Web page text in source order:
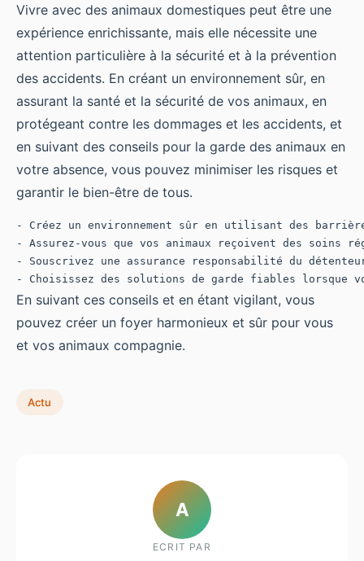
Vivre avec des animaux domestiques peut être une
expérience enrichissante, mais elle nécessite une
attention particulière à la sécurité et à la prévention
des accidents. En créant un environnement sûr, en
assurant la santé et la sécurité de vos animaux, en
protégeant contre les dommages et les accidents, et
en suivant des conseils pour la garde des animaux en
votre absence, vous pouvez minimiser les risques et
garantir le bien-être de tous.
- Créez un environnement sûr en utilisant des
- Assurez-vous que vos animaux reçoivent des soins
- Souscrivez une assurance responsabilité du
En suivant ces conseils et en étant vigilant, vous
pouvez créer un foyer harmonieux et sûr pour vous
et vos animaux compagnie.
Actu
A
ECRIT PAR